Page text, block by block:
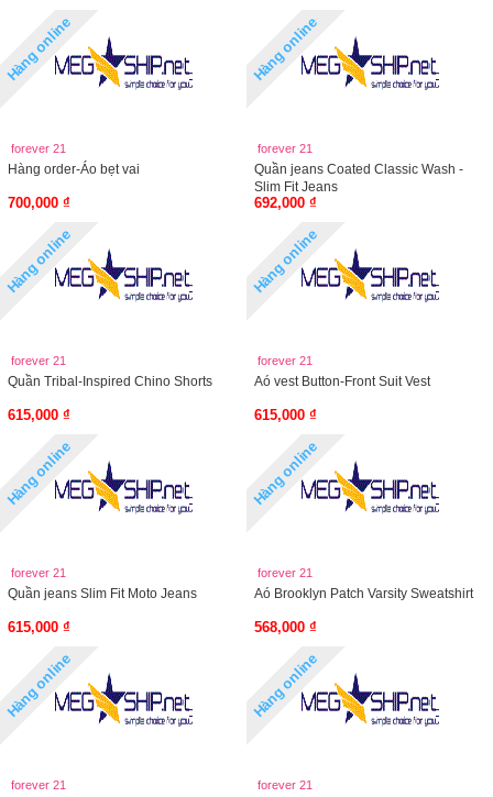
Hàng online
forever 21
Hàng order-Áo bẹt vai
700,000 ₫
Hàng online
forever 21
Quần jeans Coated Classic Wash -
Slim Fit Jeans
692,000 ₫
Hàng online
forever 21
Quần Tribal-Inspired Chino Shorts
615,000 ₫
Hàng online
forever 21
Aó vest Button-Front Suit Vest
615,000 ₫
Hàng online
forever 21
Quần jeans Slim Fit Moto Jeans
615,000 ₫
Hàng online
forever 21
Aó Brooklyn Patch Varsity Sweatshirt
568,000 ₫
Hàng online
forever 21
Hàng online
forever 21